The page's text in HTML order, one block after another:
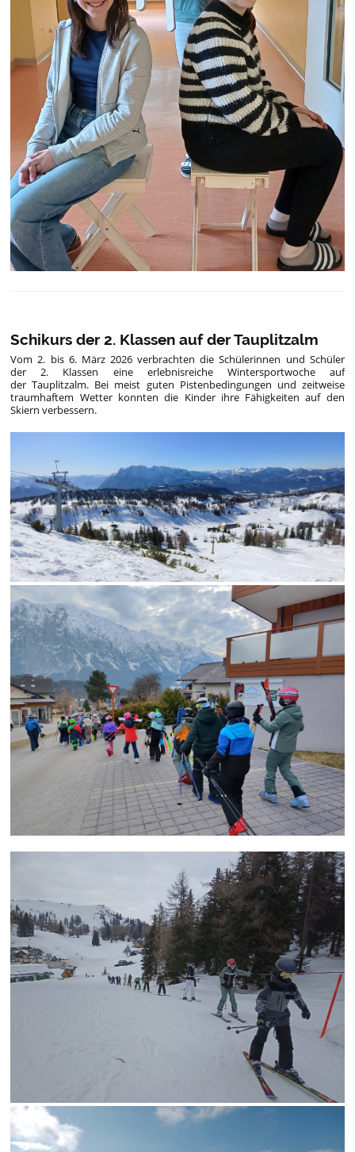
Schikurs der 2. Klassen auf der Tauplitzalm
Vom 2. bis 6. März 2026 verbrachten die Schülerinnen und Schüler
der
2. Klassen
eine erlebnisreiche Wintersportwoche auf
der Tauplitzalm. Bei meist guten Pistenbedingungen und zeitweise
traumhaftem Wetter konnten die Kinder ihre Fähigkeiten auf den
Skiern verbessern.